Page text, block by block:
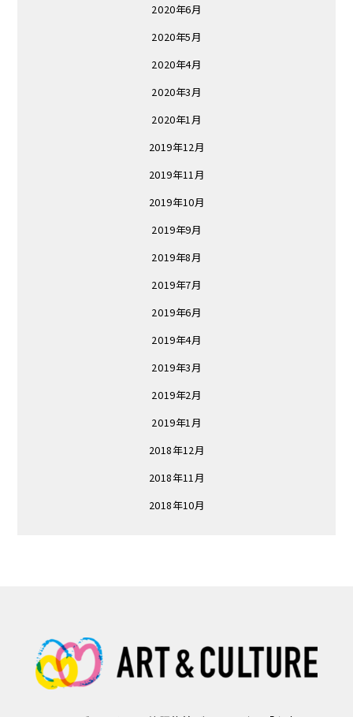
2020年6月
2020年5月
2020年4月
2020年3月
2020年1月
2019年12月
2019年11月
2019年10月
2019年9月
2019年8月
2019年7月
2019年6月
2019年4月
2019年3月
2019年2月
2019年1月
2018年12月
2018年11月
2018年10月